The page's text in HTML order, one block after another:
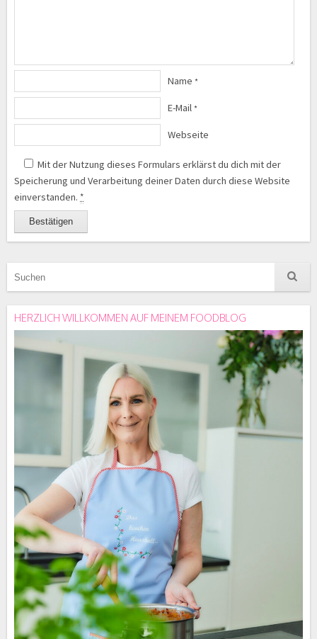
Name *
E-Mail *
Webseite
Mit der Nutzung dieses Formulars erklärst du dich mit der
Speicherung und Verarbeitung deiner Daten durch diese Website
einverstanden. *
HERZLICH WILLKOMMEN AUF MEINEM FOODBLOG